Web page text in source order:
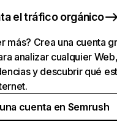
el tráfico orgánico
más? Crea una cuenta
analizar cualquier
y descubrir qué
cuenta en Semrush